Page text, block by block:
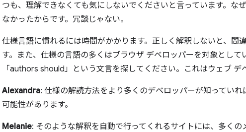
つも、理解できなくても気にしないでくださいと言っています。な
なかったからです。冗談じゃない。
仕様言語に慣れるには時間がかかります。正しく解釈しないと、間
す。また、仕様の言語の多くはブラウザ デベロッパーを対象として
「authors should」という文言を探してください。これはウェブ デ
Alexandra: 仕様の解読方法をより多くのデベロッパーが知ってい
可能性があります。
Melanie: そのような解釈を自動で行ってくれるサイトには、多くの